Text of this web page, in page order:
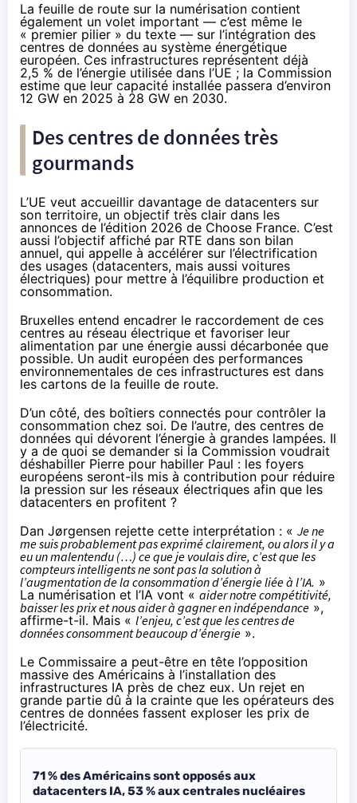
La feuille de route sur la numérisation contient
également un volet important — c’est même le
« premier pilier » du texte — sur l’intégration des
centres de données au système énergétique
européen. Ces infrastructures représentent déjà
2,5 % de l’énergie utilisée dans l’UE ; la Commission
estime que leur capacité installée passera d’environ
12 GW en 2025 à 28 GW en 2030.
Des centres de données très
gourmands
L’UE veut accueillir davantage de datacenters sur
son territoire, un objectif très clair dans les
annonces de l’édition 2026 de Choose France. C’est
aussi l’objectif affiché par RTE dans son bilan
annuel, qui appelle à accélérer sur l’électrification
des usages (datacenters, mais aussi voitures
électriques) pour mettre à l’équilibre production et
consommation.
Bruxelles entend encadrer le raccordement de ces
centres au réseau électrique et favoriser leur
alimentation par une énergie aussi décarbonée que
possible. Un audit européen des performances
environnementales de ces infrastructures est dans
les cartons de la feuille de route.
D’un côté, des boîtiers connectés pour contrôler la
consommation chez soi. De l’autre, des centres de
données qui dévorent l’énergie à grandes lampées. Il
y a de quoi se demander si la Commission voudrait
déshabiller Pierre pour habiller Paul : les foyers
européens seront-ils mis à contribution pour réduire
la pression sur les réseaux électriques afin que les
datacenters en profitent ?
Dan Jørgensen rejette cette interprétation : « Je ne
me suis probablement pas exprimé clairement, ou alors il y a
eu un malentendu (…) ce que je voulais dire, c’est que les
compteurs intelligents ne sont pas la solution à
l’augmentation de la consommation d’énergie liée à l’IA. »
La numérisation et l’IA vont « aider notre compétitivité,
baisser les prix et nous aider à gagner en indépendance »,
affirme-t-il. Mais « l’enjeu, c’est que les centres de
données consomment beaucoup d’énergie ».
Le Commissaire a peut-être en tête l’opposition
massive des Américains à l’installation des
infrastructures IA près de chez eux. Un rejet en
grande partie dû à la crainte que les opérateurs des
centres de données fassent exploser les prix de
l’électricité.
71 % des Américains sont opposés aux
datacenters IA, 53 % aux centrales nucléaires